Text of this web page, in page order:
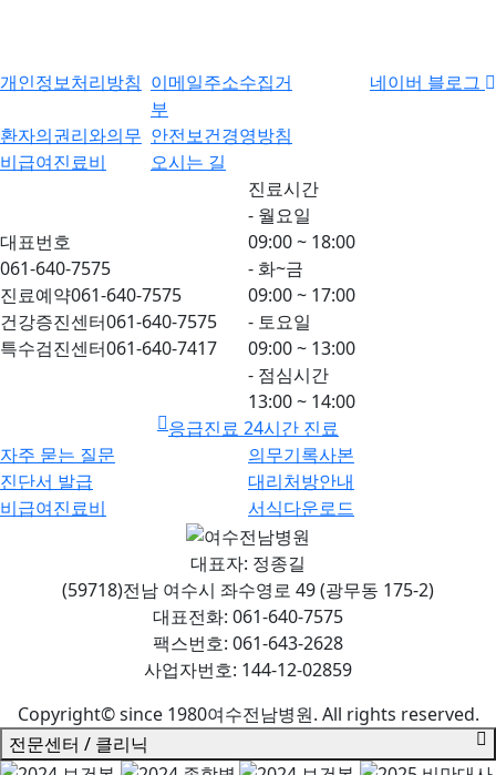
개인정보처리방침 이메일주소수집거
부
환자의권리와의무 안전보건경영방침
비급여진료비
오시는 길
네이버 블로그
대표번호
061-640-7575
진료예약061-640-7575
건강증진센터061-640-7575
특수검진센터061-640-7417
진료시간
- 월요일
09:00 ~ 18:00
- 화~금
09:00 ~ 17:00
- 토요일
09:00 ~ 13:00
- 점심시간
13:00 ~ 14:00
응급진료 24시간 진료
자주 묻는 질문
의무기록사본
진단서 발급
대리처방안내
비급여진료비
서식다운로드
대표자: 정종길
(59718)전남 여수시 좌수영로 49 (광무동 175-2)
대표전화: 061-640-7575
팩스번호: 061-643-2628
사업자번호: 144-12-02859
Copyright© since 1980여수전남병원. All rights reserved.
전문센터 / 클리닉